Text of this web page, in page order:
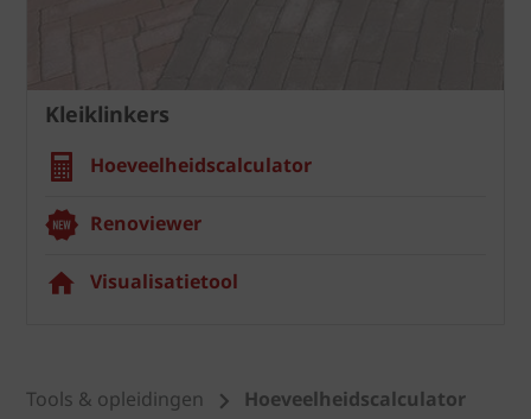
Kleiklinkers
Hoeveelheidscalculator
Renoviewer
Visualisatietool
Tools & opleidingen Hoeveelheidscalculator